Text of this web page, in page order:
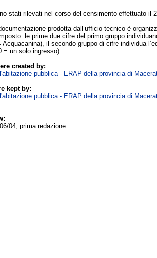
stati rilevati nel corso del censimento effettuato il
prodotta dall’ufficio tecnico è
le prime due cifre del primo gruppo
il secondo gruppo di cifre individua
= un solo ingresso).
created by:
pubblica - ERAP della provincia di
kept by:
pubblica - ERAP della provincia di
04, prima redazione